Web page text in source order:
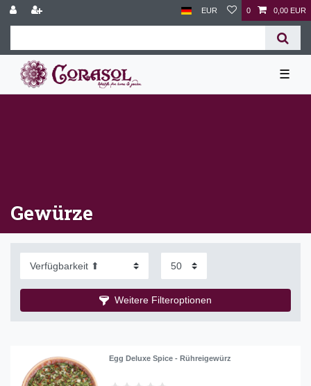
EUR 0 0,00 EUR
☰
Gewürze
Weitere Filteroptionen
Egg Deluxe Spice - Rühreigewürz